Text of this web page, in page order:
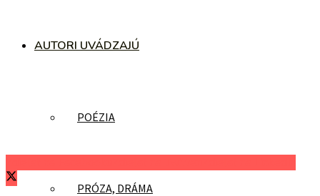
AUTORI UVÁDZAJÚ
POÉZIA
PRÓZA, DRÁMA